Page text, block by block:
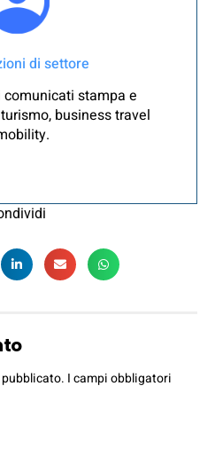
di settore
comunicati stampa e
business travel
I campi obbligatori